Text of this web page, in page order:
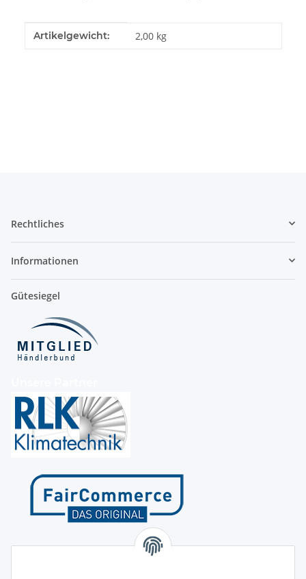
Produkteigenschaft
Wert
Artikelgewicht: 2,00 kg
Rechtliches
Informationen
Gütesiegel